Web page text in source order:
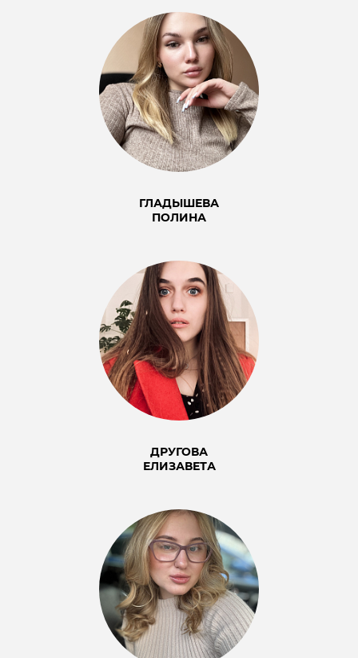
ГЛАДЫШЕВА
ПОЛИНА
ДРУГОВА
ЕЛИЗАВЕТА